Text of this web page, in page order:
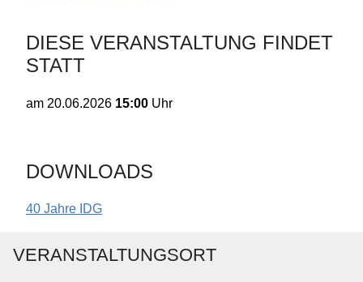
DIESE VERANSTALTUNG FINDET
STATT
am 20.06.2026 15:00 Uhr
DOWNLOADS
40 Jahre IDG
VERANSTALTUNGSORT